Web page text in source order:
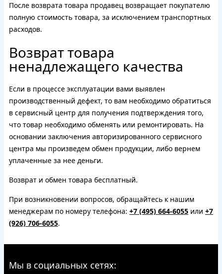
После возврата товара продавец возвращает покупателю
полную стоимость товара, за исключением транспортных
расходов.
Возврат товара
ненадлежащего качества
Если в процессе эксплуатации вами выявлен
производственный дефект, то вам необходимо обратиться
в сервисный центр для получения подтверждения того,
что товар необходимо обменять или ремонтировать. На
основании заключения авторизированного сервисного
центра мы произведем обмен продукции, либо вернем
уплаченные за нее деньги.
Возврат и обмен товара бесплатный.
При возникновении вопросов, обращайтесь к нашим
менеджерам по номеру телефона: +7 (495) 664-6055 или +7
(926) 706-6055.
Мы в социальных сетях: